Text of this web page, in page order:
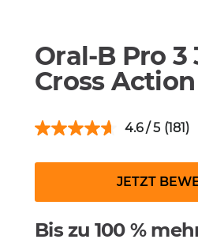
Oral-B Pro 3
Cross
4.6 (181)
JETZT
Bis zu 100 %